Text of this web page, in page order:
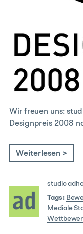
Wir freuen uns:
Designpreis 2008
Weiterlesen >
studio
Tags:
Mediale